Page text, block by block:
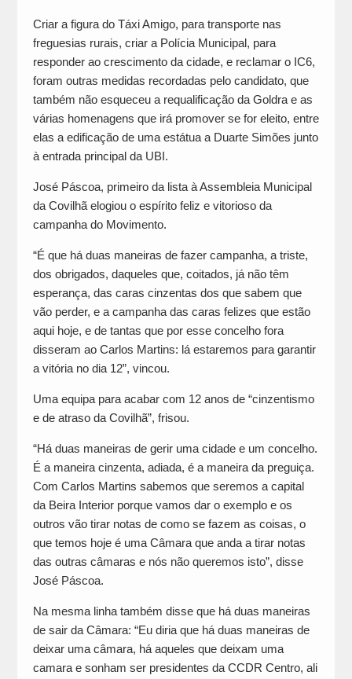
Criar a figura do Táxi Amigo, para transporte nas
freguesias rurais, criar a Polícia Municipal, para
responder ao crescimento da cidade, e reclamar o IC6,
foram outras medidas recordadas pelo candidato, que
também não esqueceu a requalificação da Goldra e as
várias homenagens que irá promover se for eleito, entre
elas a edificação de uma estátua a Duarte Simões junto
à entrada principal da UBI.
José Páscoa, primeiro da lista à Assembleia Municipal
da Covilhã elogiou o espírito feliz e vitorioso da
campanha do Movimento.
“É que há duas maneiras de fazer campanha, a triste,
dos obrigados, daqueles que, coitados, já não têm
esperança, das caras cinzentas dos que sabem que
vão perder, e a campanha das caras felizes que estão
aqui hoje, e de tantas que por esse concelho fora
disseram ao Carlos Martins: lá estaremos para garantir
a vitória no dia 12”, vincou.
Uma equipa para acabar com 12 anos de “cinzentismo
e de atraso da Covilhã”, frisou.
“Há duas maneiras de gerir uma cidade e um concelho.
É a maneira cinzenta, adiada, é a maneira da preguiça.
Com Carlos Martins sabemos que seremos a capital
da Beira Interior porque vamos dar o exemplo e os
outros vão tirar notas de como se fazem as coisas, o
que temos hoje é uma Câmara que anda a tirar notas
das outras câmaras e nós não queremos isto”, disse
José Páscoa.
Na mesma linha também disse que há duas maneiras
de sair da Câmara: “Eu diria que há duas maneiras de
deixar uma câmara, há aqueles que deixam uma
camara e sonham ser presidentes da CCDR Centro, ali